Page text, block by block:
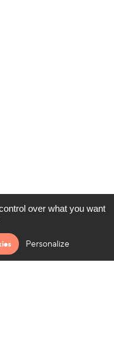
over what you want
Personalize